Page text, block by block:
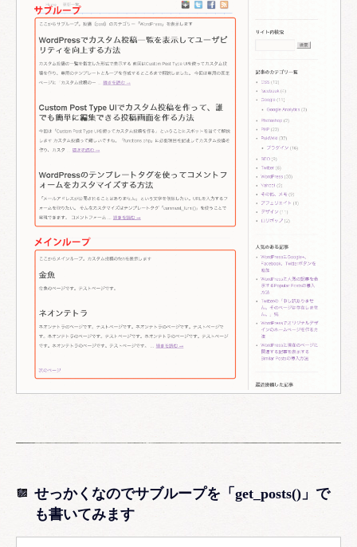
せっかくなのでサブループを「get_posts()」で
も書いてみます